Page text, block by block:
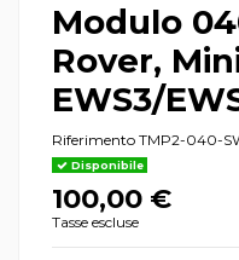
Modulo
Rover,
EWS3/
Riferimento TMP2-040-
Disponibile
100,00 €
Tasse escluse